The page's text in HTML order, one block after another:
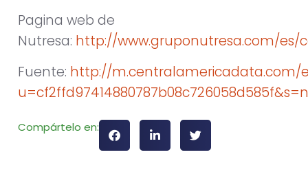
Pagina web de
Nutresa: http://www.gruponutresa.com/es/
Fuente: http://
Compártelo en: